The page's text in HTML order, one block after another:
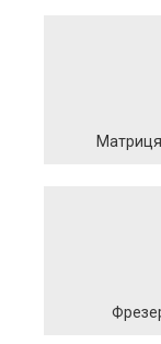
Матриця